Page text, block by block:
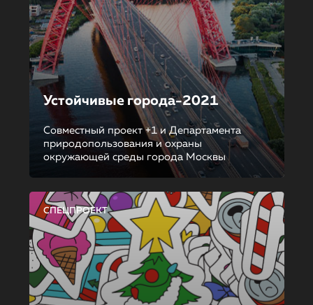
Устойчивые города-2021
Совместный проект +1 и Департамента
природопользования и охраны
окружающей среды города Москвы
СПЕЦПРОЕКТ